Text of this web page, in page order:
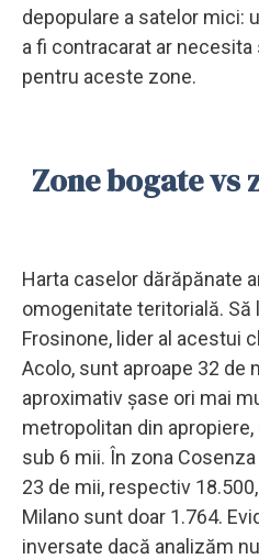
depopulare a satelor mici:
a fi contracarat ar
pentru aceste zone.
Zone bogate vs
Harta caselor dărăpănate
omogenitate teritorială.
Frosinone, lider al acestui
Acolo, sunt aproape 32 de
aproximativ șase ori mai
metropolitan din apropiere,
sub 6 mii. În zona
23 de mii, respectiv
Milano sunt doar 1.764.
inversate dacă analizăm